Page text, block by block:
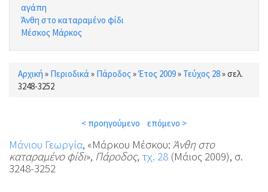
αγάπη
Άνθη στο καταραμένο φίδι
Μέσκος Μάρκος
Είστε εδώ
Αρχική » Περιοδικά» Πάροδος »Έτος 2009» Τεύχος 28»σελ.
3248-3252
< προηγούμενο επόμενο >
Μάνιου Γεωργία, «Μάρκου Μέσκου: Άνθη στο
καταραμένο φίδι», Πάροδος, τχ. 28 (Μάιος 2009), σ.
3248-3252